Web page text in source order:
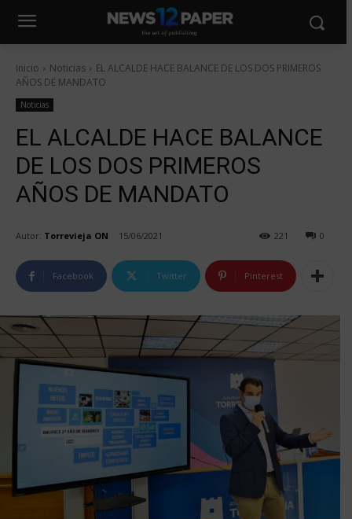
Inicio Noticias
EL ALCALDE HACE BALANCE DE LOS DOS PRIMEROS
AÑOS DE MANDATO
Noticias
EL ALCALDE HACE BALANCE
DE LOS DOS PRIMEROS
AÑOS DE MANDATO
Autor: Torrevieja ON 15/06/2021 0
221
Facebook Twitter Pinterest